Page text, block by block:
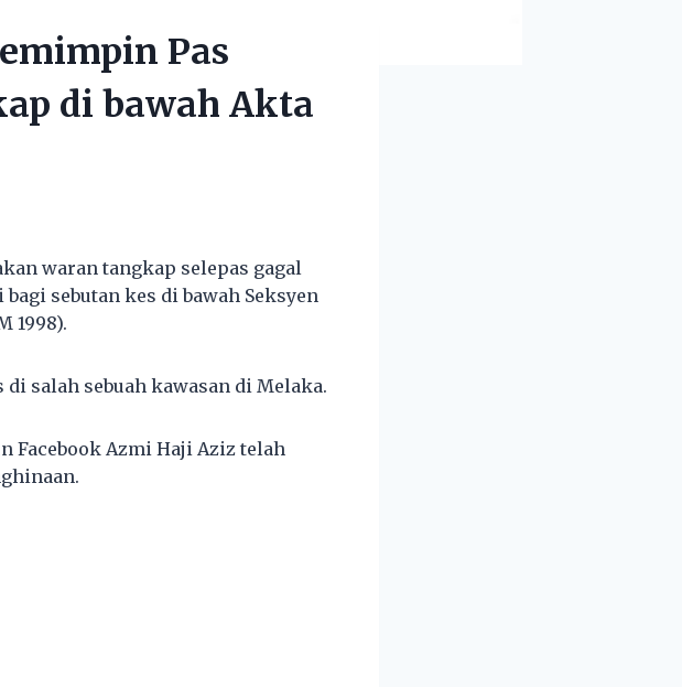
Pas
di bawah Akta
waran tangkap selepas gagal
sebutan kes di bawah Seksyen
1998).
salah sebuah kawasan di Melaka.
Facebook Azmi Haji Aziz telah